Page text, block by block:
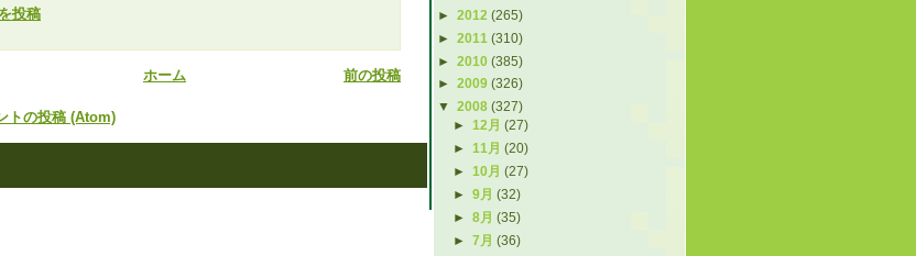
► 2012 (265)
► 2011 (310)
► 2010 (385)
► 2009 (326)
▼ 2008 (327)
►12月(27)
►11月(20)
►10月(27)
►9月(32)
►8月(35)
►7月(36)
投稿
前の投稿
ホーム
トの投稿 (Atom)